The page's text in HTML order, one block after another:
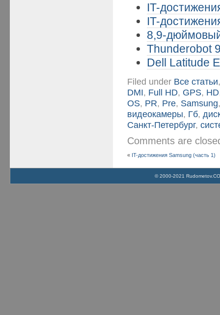
IT-
IT-
8,9-
Thunderobot
Dell Latitude
Filed under Все статьи
DMI, Full HD, GPS, HD
OS, PR, Pre, Samsung
видеокамеры, Гб,
Санкт-Петербург,
Comments are
« IT-достижения Samsung (часть 1)
© 2000-2021